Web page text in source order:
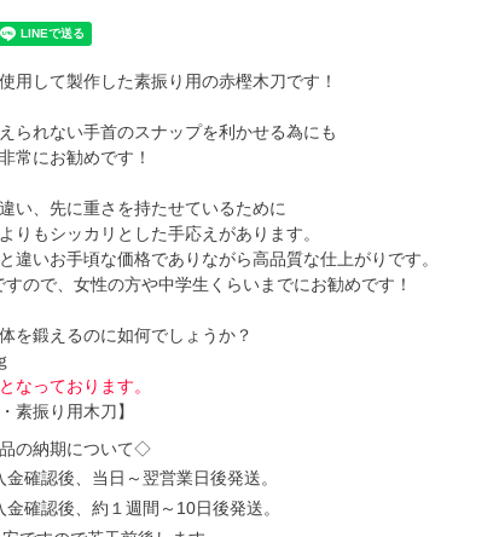
用して製作した素振り用の赤樫木刀です！
られない手首のスナップを利かせる為にも
常にお勧めです！
い、先に重さを持たせているために
りもシッカリとした手応えがあります。
違いお手頃な価格でありながら高品質な仕上がりです。
ので、女性の方や中学生くらいまでにお勧めです！
を鍛えるのに如何でしょうか？
なっております。
素振り用木刀】
の納期について◇
金確認後、当日～翌営業日後発送。
金確認後、約１週間～10日後発送。